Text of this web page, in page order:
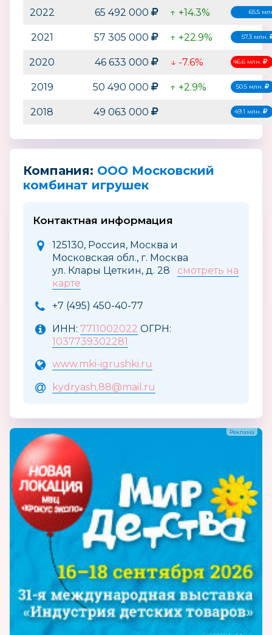
2022 65 492 000 ↑ +14.3% 65.5
2021 57 305 000 ↑ +22.9% 57.3 млн.
2020 46 633 000 ↓ -7.6% 46.6 млн.
2019 50 490 000 ↑ +2.9% 50.5 млн.
2018 49 063 000 49.1 млн.
Компания: ООО Московский
комбинат игрушек
Контактная информация
125130, Россия, Москва и
Московская обл., г. Москва
ул. Клары Цеткин, д. 28 смотреть на
карте
+7 (495) 450-40-77
ИНН: 7711002022 ОГРН:
1037739302281
www.mki-igrushki.ru
kydryash.88@mail.ru